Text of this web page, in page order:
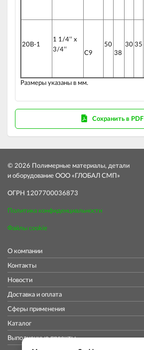
20B-1
1 1/4‘‘ x
3/4‘‘
C9
50
38
30 35
Размеры указаны в мм.
Сохранить в PDF
© 2026 Полимерные материалы, детали
и оборудование ООО «ГЛОБАЛ СМП»
ОГРН 1207700036873
Политика конфиденциальности
Файлы cookie
О компании
Контакты
Новости
Доставка и оплата
Сферы применения
Каталог
Выполненные проекты